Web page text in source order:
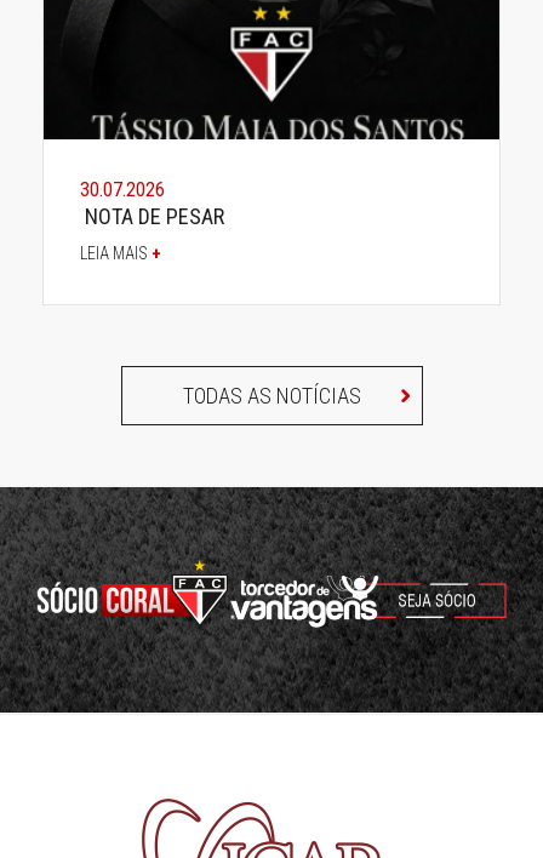
30.07.2026
NOTA DE PESAR
LEIA MAIS +
TODAS AS NOTÍCIAS